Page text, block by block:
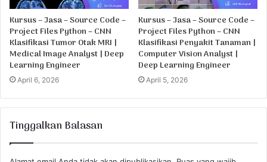
Kursus – Jasa – Source Code –
Project Files Python – CNN
Klasifikasi Tumor Otak MRI |
Medical Image Analyst | Deep
Learning Engineer
April 6, 2026
Kursus – Jasa – Source Code –
Project Files Python – CNN
Klasifikasi Penyakit Tanaman |
Computer Vision Analyst |
Deep Learning Engineer
April 5, 2026
Tinggalkan Balasan